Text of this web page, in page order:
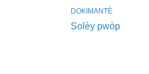
DOKIMANTÈ
Solèy pwòp